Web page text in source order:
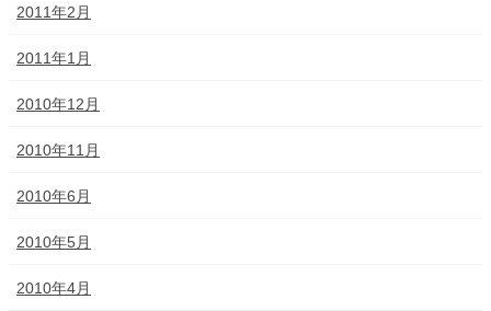
2011年2月
2011年1月
2010年12月
2010年11月
2010年6月
2010年5月
2010年4月